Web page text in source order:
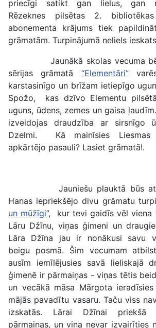
priecīgi satikt gan lielus, gan
Rēzeknes pilsētas 2.
abonementa krājums tiek
grāmatām. Turpinājumā neliels
Jaunākā skolas vecuma
sērijas grāmatā “Elementāri”
karstasinīgo un brīžam ietiepīgo
Spožo, kas dzīvo Elementu
uguns, ūdens, zemes un gaisa
izveidojas draudzība ar sirsnīgo
Dzelmi. Kā mainīsies Liesmas
apkārtējo pasauli? Lasiet grāmatā!.
Jauniešu plauktā būs
Hanas iepriekšējo divu grāmatu
un mūžīgi”, kur tevi gaidīs vēl viena
Lāru Džīnu, viņas ģimeni un
Lāra Džīna jau ir nonākusi savu
beigu posmā. Šim vecumam
ausīm iemīlējusies savā lieliskajā
ģimenē ir pārmaiņas - viņas tētis
un vecākā māsa Mārgota
mājās pavadītu vasaru. Taču viss
izskatās. Lārai Džīnai priekšā
pārmaiņas, un viņa nevar izvairīties